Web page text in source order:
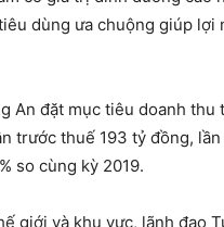
dùng ưa chuộng giúp lợi
An đặt mục tiêu doanh thu
trước thuế 193 tỷ đồng,
so cùng kỳ 2019.
giới và khu vực, lãnh đạo